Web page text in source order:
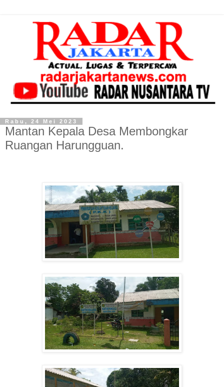
Rabu, 24 Mei 2023
Mantan Kepala Desa Membongkar
Ruangan Harungguan.